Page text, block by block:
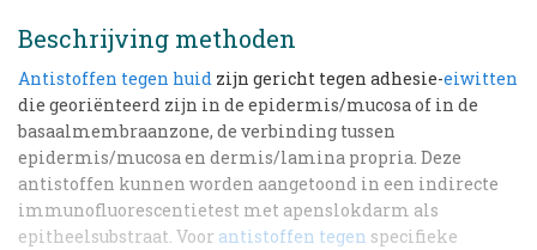
Beschrijving methoden
Antistoffen tegen huid zijn gericht tegen adhesie-eiwitten
die georiënteerd zijn in de epidermis/mucosa of in de
basaalmembraanzone, de verbinding tussen
epidermis/mucosa en dermis/lamina propria. Deze
antistoffen kunnen worden aangetoond in een indirecte
immunofluorescentietest met apenslokdarm als
epitheelsubstraat. Voor antistoffen tegen specifieke